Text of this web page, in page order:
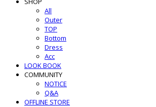
All
Outer
TOP
Bottom
Dress
Acc
LOOK BOOK
COMMUNITY
NOTICE
Q&A
OFFLINE STORE